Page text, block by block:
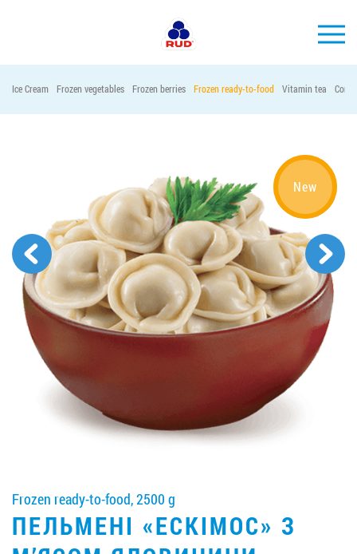
CONSUMER INFO
EVENTS
MEDIA-CENTRE
HORECA
Tender purchases
ORDER PRODUCTS "RUD":
PARTNERSHIP
0412 48 28 17
Ice Cream Frozen vegetables Frozen berries Frozen ready-to-food Vitamin tea
New
Frozen ready-to-food, 2500 g
ПЕЛЬМЕНІ «ЕСКІМОС» З